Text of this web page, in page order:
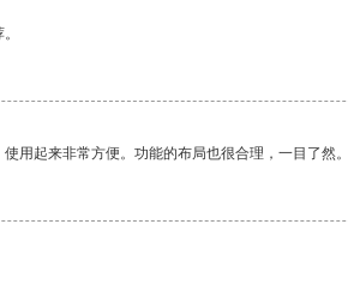
用起来非常方便。功能的布局也很合理，一目了然。